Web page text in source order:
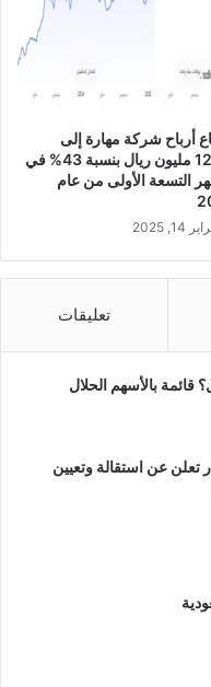
أرباح شركة مهارة إلى
125.5 مليون ريال بنسبة 43% في
التسعة الأولى من عام
14, 2025
تعليقات
قائمة بالأسهم الحلال
تعلن عن استقالة وتعيين